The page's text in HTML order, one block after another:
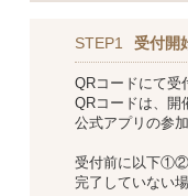
STEP1 受付開
QRコードにて受
QRコードは、開
公式アプリの参
受付前に以下①②
完了していない